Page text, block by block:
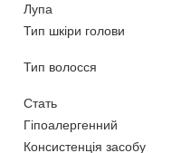
Лупа
Тип шкіри голови
Тип волосся
Стать
Гіпоалергенний
Консистенція засобу